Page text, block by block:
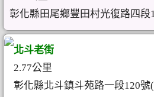
彰化縣田尾鄉豐田村光復路四段
北斗老街
2.77公里
彰化縣北斗鎮斗苑路一段120